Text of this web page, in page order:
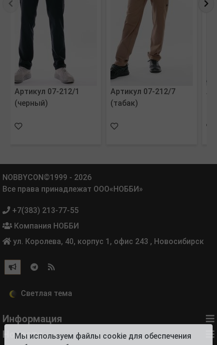
Артикул 07-212/1
(черный)
Артикул 07-212/7
(табак)
NOBBYCON©1999 - 2026
Все права принадлежат ООО«НОББИ»
+7(383) 213-77-55
Компания НОББИ
ул. Королева, 40, корпус 1, офис 243 , Новосибирск
Информация
Новости
Мы используем файлы cookie для обеспечения